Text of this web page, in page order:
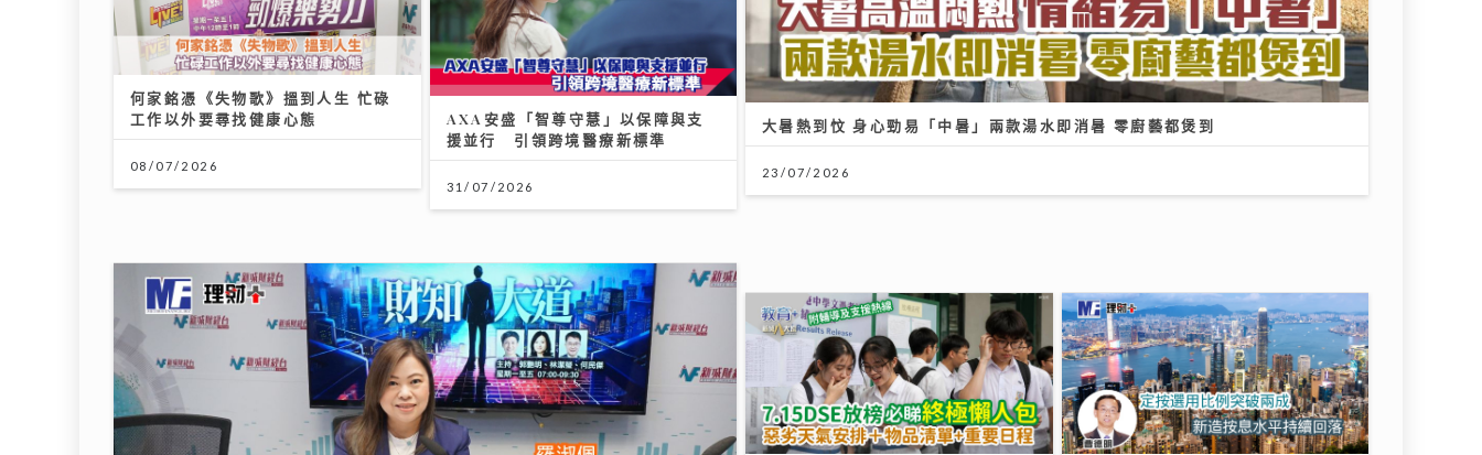
大暑熱到忟 身心勁易「中暑」兩款湯水即消暑 零廚藝都煲到
23/07/2026
何家銘憑《失物歌》搵到人生 忙碌
工作以外要尋找健康心態
08/07/2026
AXA安盛「智尊守慧」以保障與支
援並行 引領跨境醫療新標準
31/07/2026
DSE放榜2026終極懶人包｜惡劣天
氣安排＋物品清單+重要日程
14/07/2026
定按選用比例突破兩成 新造按息水
平持續回落
03/08/2026